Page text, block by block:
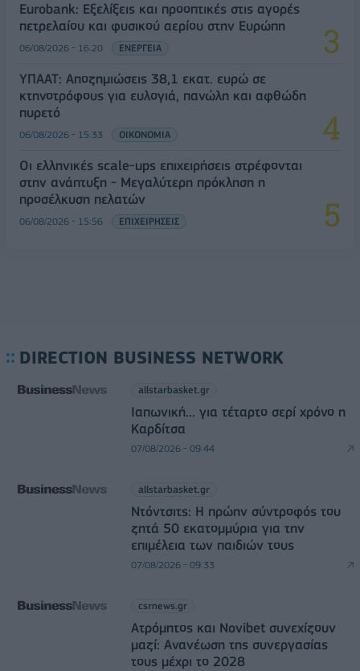
Eurobank: Εξελίξεις και προοπτικές στις αγορές
πετρελαίου και φυσικού αερίου στην Ευρώπη
06/08/2026 - 16:20 ΕΝΕΡΓΕΙΑ
ΥΠΑΑΤ: Αποζημιώσεις 38,1 εκατ. ευρώ σε
κτηνοτρόφους για ευλογιά, πανώλη και αφθώδη
πυρετό
06/08/2026 - 15:33 ΟΙΚΟΝΟΜΙΑ
Οι ελληνικές scale-ups επιχειρήσεις στρέφονται
στην ανάπτυξη - Μεγαλύτερη πρόκληση η
προσέλκυση πελατών
06/08/2026 - 15:56 ΕΠΙΧΕΙΡΗΣΕΙΣ
DIRECTION BUSINESS NETWORK
allstarbasket.gr
Ιαπωνική... για τέταρτο σερί χρόνο η
Καρδίτσα
07/08/2026 - 09:44
allstarbasket.gr
Ντόντσιτς: Η πρώην σύντροφός του
ζητά 50 εκατομμύρια για την
επιμέλεια των παιδιών τους
07/08/2026 - 09:33
csrnews.gr
Ατρόμητος και Novibet συνεχίζουν
μαζί: Ανανέωση της συνεργασίας
τους μέχρι το 2028